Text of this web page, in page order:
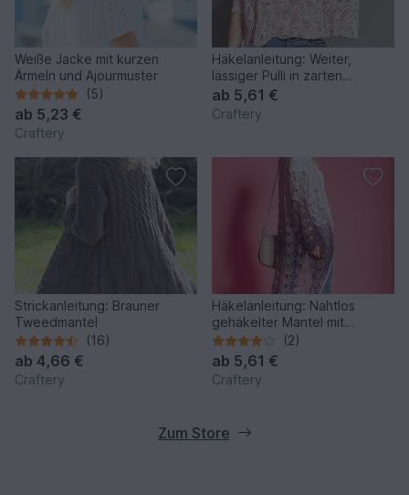
Weiße Jacke mit kurzen
Ärmeln und Ajourmuster
(5)
ab 5,23 €
Craftery
Häkelanleitung: Weiter,
lässiger Pulli in zarten
Farbtönen
ab 5,61 €
Craftery
Strickanleitung: Brauner
Tweedmantel
(16)
ab 4,66 €
Craftery
Häkelanleitung: Nahtlos
gehäkelter Mantel mit
maximaler Leichtigkeit
(2)
ab 5,61 €
Craftery
Zum Store